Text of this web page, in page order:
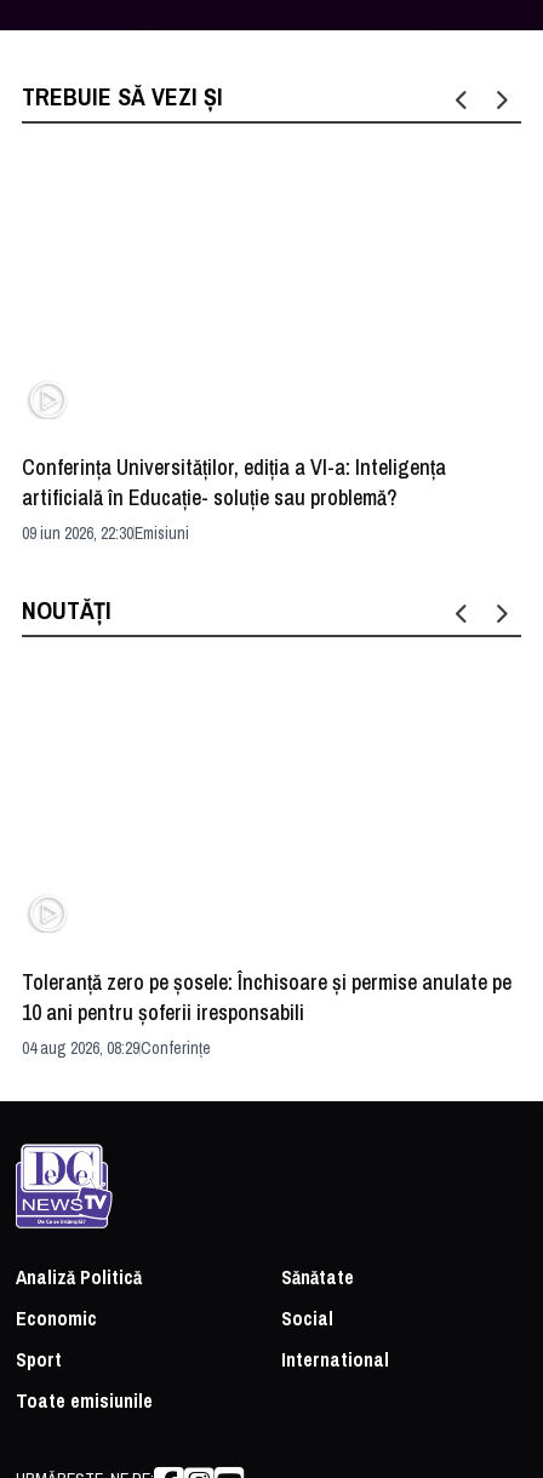
TREBUIE SĂ VEZI ȘI
Conferința Universităților, ediția a VI-a: Inteligența
artificială în Educație- soluție sau problemă?
09 iun 2026, 22:30Emisiuni
NOUTĂȚI
Toleranță zero pe șosele: Închisoare și permise anulate pe
10 ani pentru șoferii iresponsabili
04 aug 2026, 08:29Conferințe
Analiză Politică
Sănătate
Economic
Social
Sport
International
Toate emisiunile